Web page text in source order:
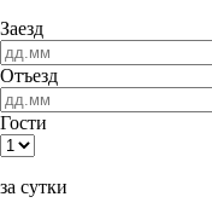
Заезд
Отъезд
Гости
за сутки